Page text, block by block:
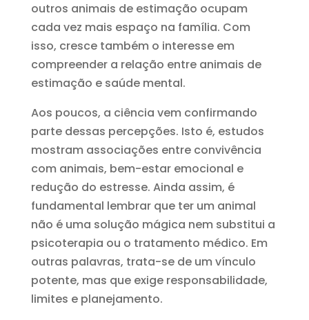
outros animais de estimação ocupam
cada vez mais espaço na família. Com
isso, cresce também o interesse em
compreender a relação entre animais de
estimação e saúde mental.
Aos poucos, a ciência vem confirmando
parte dessas percepções. Isto é, estudos
mostram associações entre convivência
com animais, bem-estar emocional e
redução do estresse. Ainda assim, é
fundamental lembrar que ter um animal
não é uma solução mágica nem substitui a
psicoterapia ou o tratamento médico. Em
outras palavras, trata-se de um vínculo
potente, mas que exige responsabilidade,
limites e planejamento.